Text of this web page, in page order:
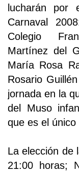
lucharán por
Carnaval
Colegio
Martínez del
María Rosa
Rosario
jornada en la
del Muso
que es el
La elección de
21:00 horas;